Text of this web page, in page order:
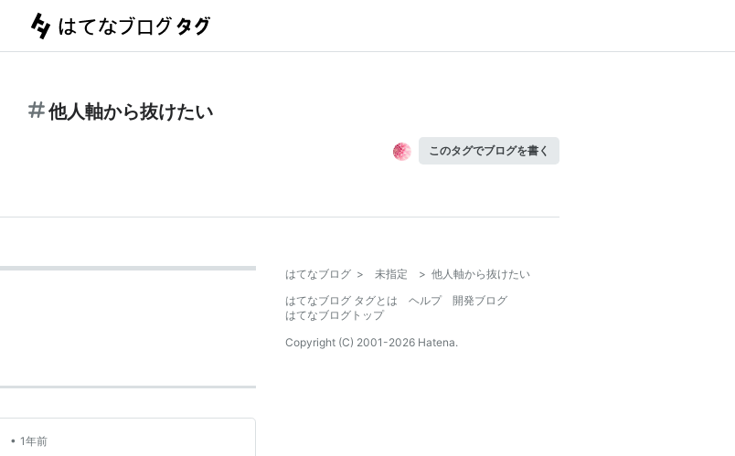
他人軸から抜けたい
このタグでブログを書く
• 1年前
はてなブログ > 未指定 > 他人軸から抜けたい
はてなブログ タグとは
ヘルプ
開発ブログ
はてなブログトップ
Copyright (C) 2001-2026 Hatena.